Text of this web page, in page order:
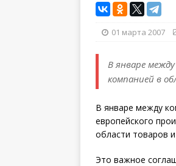
01 марта 2007
В январе
компанией в
В январе между
европейского
области товаров
Это важное